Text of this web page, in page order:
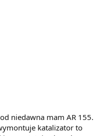
niedawna mam AR 155.
katalizator to